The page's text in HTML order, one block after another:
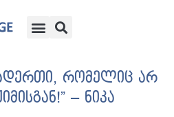
რომელიც არ
– ნიკა